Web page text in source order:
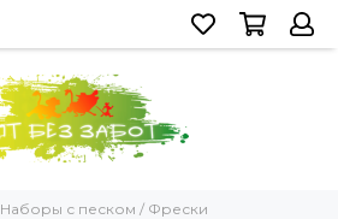
Наборы с песком / Фрески